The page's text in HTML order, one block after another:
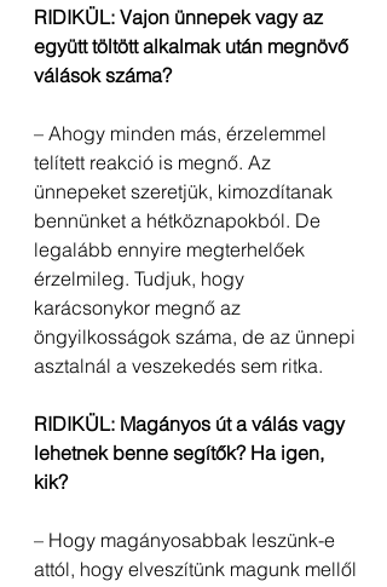
RIDIKÜL: Vajon ünnepek vagy az
együtt töltött alkalmak után megnövő
válások száma?
– Ahogy minden más, érzelemmel
telített reakció is megnő. Az
ünnepeket szeretjük, kimozdítanak
bennünket a hétköznapokból. De
legalább ennyire megterhelőek
érzelmileg. Tudjuk, hogy
karácsonykor megnő az
öngyilkosságok száma, de az ünnepi
asztalnál a veszekedés sem ritka.
RIDIKÜL: Magányos út a válás vagy
lehetnek benne segítők? Ha igen,
kik?
– Hogy magányosabbak leszünk-e
attól, hogy elveszítünk magunk mellől